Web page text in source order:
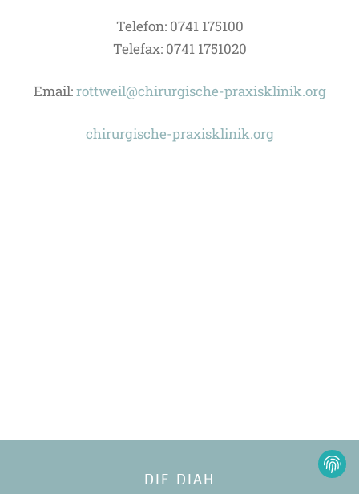
Telefon: 0741 175100
Telefax: 0741 1751020
Email:rottweil@chirurgische-praxisklinik.org
chirurgische-praxisklinik.org
DIE DIAH